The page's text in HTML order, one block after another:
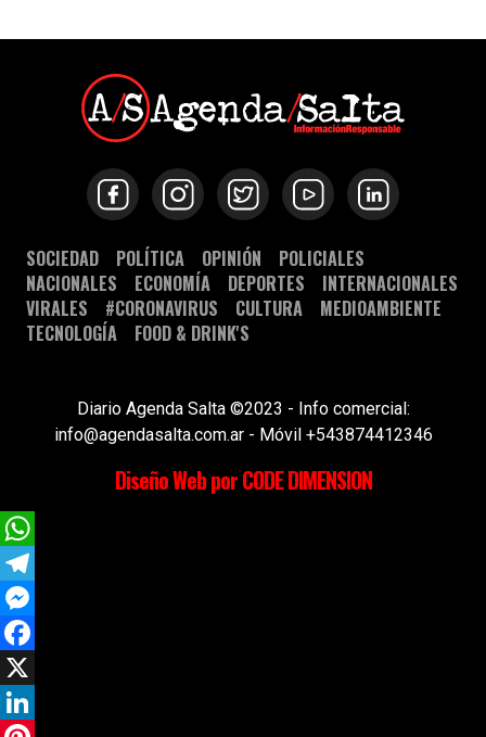
SOCIEDAD POLÍTICA OPINIÓN
POLICIALES
NACIONALES
ECONOMÍA DEPORTES
INTERNACIONALES
VIRALES
#CORONAVIRUS CULTURA
MEDIOAMBIENTE
TECNOLOGÍA
FOOD & DRINK'S
Diario Agenda Salta ©2023 - Info comercial:
info@agendasalta.com.ar - Móvil +543874412346
Diseño Web por CODE DIMENSION
WhatsApp
Telegram
Messenger
Facebook
X
LinkedIn